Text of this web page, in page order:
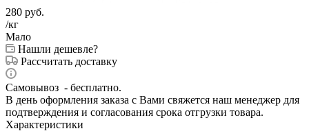
280 руб.
/кг
Мало
Нашли дешевле?
Рассчитать доставку
Самовывоз - бесплатно.
В день оформления заказа с Вами свяжется наш менеджер для
подтверждения и согласования срока отгрузки товара.
Характеристики